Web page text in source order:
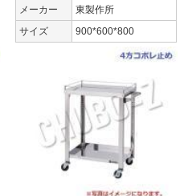
メーカー
東製作所
サイズ
900*600*800